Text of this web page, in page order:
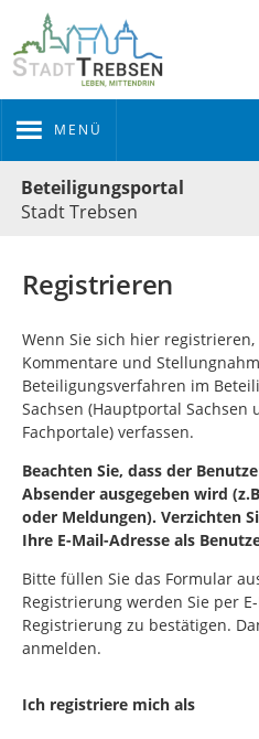
MENÜ
Beteiligungsportal
Stadt Trebsen
Registrieren
Wenn Sie sich hier registrieren,
Kommentare und
Beteiligungsverfahren im
Sachsen (Hauptportal Sachsen
Fachportale) verfassen.
Beachten Sie, dass der
Absender ausgegeben wird
oder Meldungen). Verzichten
Ihre E-Mail-Adresse als
Bitte füllen Sie das Formular
Registrierung werden Sie per
Registrierung zu bestätigen.
anmelden.
Ich registriere mich als